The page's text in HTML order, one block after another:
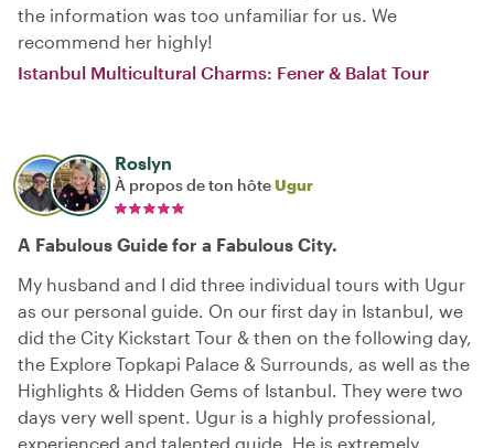
the information was too unfamiliar for us. We
recommend her highly!
Istanbul Multicultural Charms: Fener & Balat Tour
Roslyn
À propos de ton hôte Ugur
A Fabulous Guide for a Fabulous City.
My husband and I did three individual tours with Ugur
as our personal guide. On our first day in Istanbul, we
did the City Kickstart Tour & then on the following day,
the Explore Topkapi Palace & Surrounds, as well as the
Highlights & Hidden Gems of Istanbul. They were two
days very well spent. Ugur is a highly professional,
experienced and talented guide. He is extremely